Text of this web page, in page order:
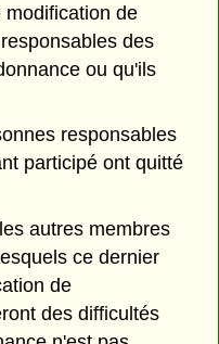
modification de
des
ou qu'ils
responsables
participé ont quitté
autres membres
ce dernier
de
des difficultés